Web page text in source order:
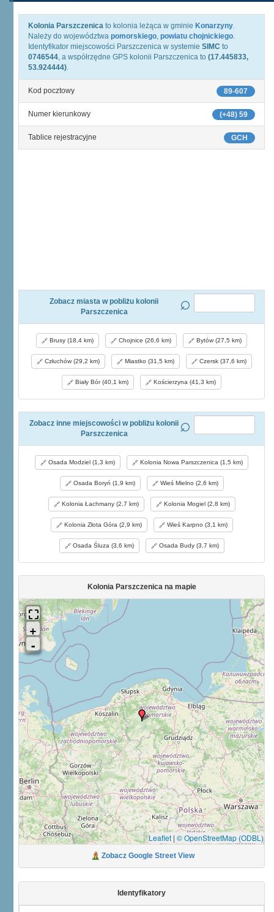
Kolonia Parszczenica to kolonia leżąca w gminie Konarzyny.
Należy do województwa pomorskiego, powiatu chojnickiego.
Identyfikator miejscowości Parszczenica w systemie SIMC to
0746544, a współrzędne GPS kolonii Parszczenica to (17.445833,
53.924444).
89-607
Kod pocztowy
(+48) 59
Numer kierunkowy
GCH
Tablice rejestracyjne
Zobacz miasta w pobliżu kolonii
Parszczenica
Brusy (18,4 km) Chojnice (26,6 km) Bytów (27,5 km)
Człuchów (29,2 km) Miastko (31,5 km) Czersk (37,6 km)
Biały Bór (40,1 km) Kościerzyna (41,3 km)
Zobacz inne miejscowości w pobliżu kolonii
Parszczenica
Osada Modziel (1,3 km) Kolonia Nowa Parszczenica (1,5 km)
Osada Boryń (1,9 km) Wieś Mielno (2,6 km)
Kolonia Łachmany (2,7 km) Kolonia Mogiel (2,8 km)
Kolonia Złota Góra (2,9 km) Wieś Karpno (3,1 km)
Osada Śluza (3,6 km) Osada Budy (3,7 km)
Kolonia Parszczenica na mapie
Leaflet | © OpenStreetMap (ODBL)
Zobacz Google Street View
Identyfikatory